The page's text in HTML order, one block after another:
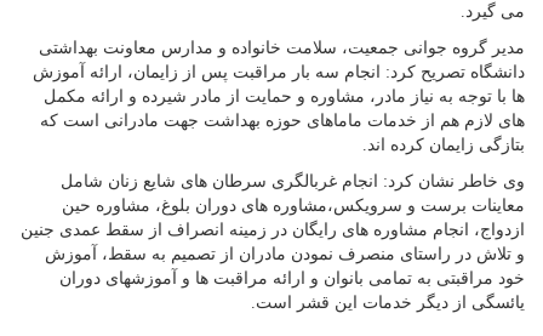
می گیرد.
مدیر گروه جوانی جمعیت، سلامت خانواده و مدارس معاونت بهداشتی
دانشگاه تصریح کرد: انجام سه بار مراقبت پس از زایمان، ارائه آموزش
ها با توجه به نیاز مادر، مشاوره و حمایت از مادر شیرده و ارائه مکمل
های لازم هم از خدمات ماماهای حوزه بهداشت جهت مادرانی است که
بتازگی زایمان کرده اند.
وی خاطر نشان کرد: انجام غربالگری سرطان های شایع زنان شامل
معاینات برست و سرویکس،مشاوره های دوران بلوغ، مشاوره حین
ازدواج، انجام مشاوره های رایگان در زمینه انصراف از سقط عمدی جنین
و تلاش در راستای منصرف نمودن مادران از تصمیم به سقط، آموزش
خود مراقبتی به تمامی بانوان و ارائه مراقبت ها و آموزشهای دوران
یائسگی از دیگر خدمات این قشر است.